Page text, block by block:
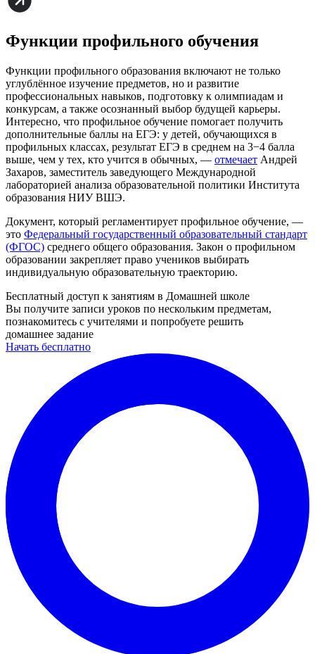
Функции профильного обучения
Функции профильного образования включают не только
углублённое изучение предметов, но и развитие
профессиональных навыков, подготовку к олимпиадам и
конкурсам, а также осознанный выбор будущей карьеры.
Интересно, что профильное обучение помогает получить
дополнительные баллы на ЕГЭ: у детей, обучающихся в
профильных классах, результат ЕГЭ в среднем на 3−4 балла
выше, чем у тех, кто учится в обычных, — отмечает Андрей
Захаров, заместитель заведующего Международной
лабораторией анализа образовательной политики Института
образования НИУ ВШЭ.
Документ, который регламентирует профильное обучение, —
это Федеральный государственный образовательный стандарт
(ФГОС) среднего общего образования. Закон о профильном
образовании закрепляет право учеников выбирать
индивидуальную образовательную траекторию.
Бесплатный доступ к занятиям в Домашней школе
Вы получите записи уроков по нескольким предметам,
познакомитесь с учителями и попробуете решить
домашнее задание
Начать бесплатно